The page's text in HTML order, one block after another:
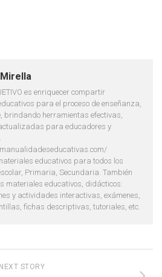
es enriquecer compartir
para el proceso de enseñanza,
brindando herramientas efectivas,
para educadores y
educativos para todos los
Primaria, Secundaria. También
materiales educativos, didácticos:
y actividades interactivas, exámenes,
fichas descriptivas, tutoriales, etc.
NEXT STORY